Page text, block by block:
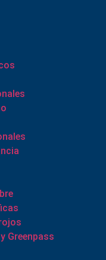
Greenpass